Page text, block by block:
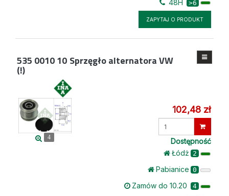
48H >6
ZAPYTAJ O PRODUKT
535 0010 10 Sprzęgło alternatora VW
(!)
4
102,48 zł
Dostępność
Łódż 2
Pabianice 0
Zamów do 10.20 4